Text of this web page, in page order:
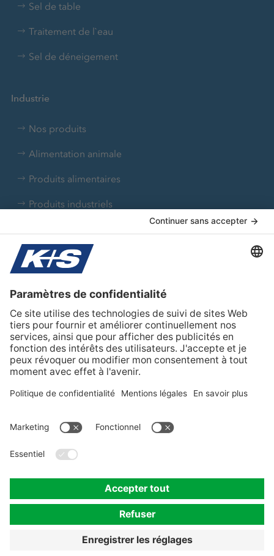
Sel de table
Traitement de l`eau
Sel de déneigement
Industrie
Nos produits
Alimentation animale
Produits alimentaires
Produits industriels
Traitement de l'eau
K+S France
Sur K+S France
Nos valeurs et nos principes
Contact
Compliance
Avis relatif aux marques de commerce
© 2023-2026 K+S France S.A.S. Une société de K+S